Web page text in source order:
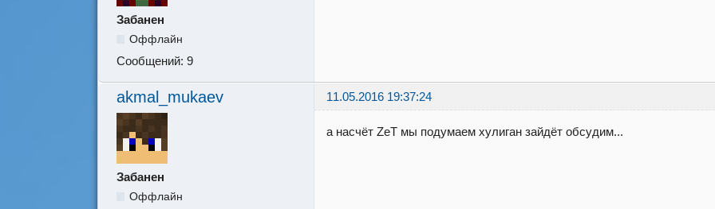
Забанен
Оффлайн
Сообщений: 9
akmal_mukaev 11.05.2016 19:37:24
Забанен
Оффлайн
а насчёт ZeT мы подумаем хулиган зайдёт обсудим...